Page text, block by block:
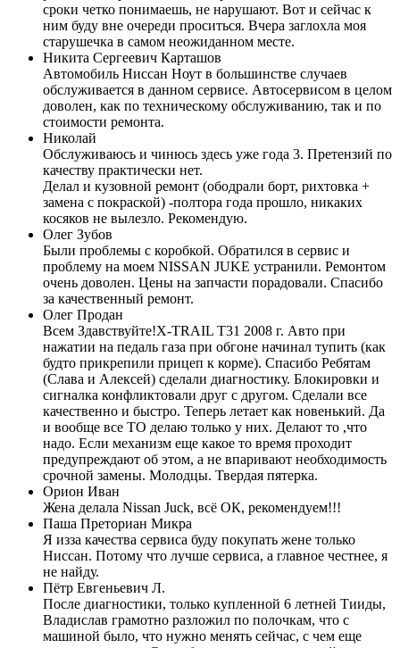
сроки четко понимаешь, не нарушают. Вот и сейчас к
ним буду вне очереди проситься. Вчера заглохла моя
старушечка в самом неожиданном месте.
Никита Сергеевич Карташов
Автомобиль Ниссан Ноут в большинстве случаев
обслуживается в данном сервисе. Автосервисом в целом
доволен, как по техническому обслуживанию, так и по
стоимости ремонта.
Николай
Обслуживаюсь и чинюсь здесь уже года 3. Претензий по
качеству практически нет.
Делал и кузовной ремонт (ободрали борт, рихтовка +
замена с покраской) -полтора года прошло, никаких
косяков не вылезло. Рекомендую.
Олег Зубов
Были проблемы с коробкой. Обратился в сервис и
проблему на моем NISSAN JUKE устранили. Ремонтом
очень доволен. Цены на запчасти порадовали. Спасибо
за качественный ремонт.
Олег Продан
Всем Здавствуйте!Х-TRAIL T31 2008 г. Авто при
нажатии на педаль газа при обгоне начинал тупить (как
будто прикрепили прицеп к корме). Спасибо Ребятам
(Слава и Алексей) сделали диагностику. Блокировки и
сигналка конфликтовали друг с другом. Сделали все
качественно и быстро. Теперь летает как новенький. Да
и вообще все ТО делаю только у них. Делают то ,что
надо. Если механизм еще какое то время проходит
предупреждают об этом, а не впаривают необходимость
срочной замены. Молодцы. Твердая пятерка.
Орион Иван
Жена делала Nissan Juck, всё ОК, рекомендуем!!!
Паша Преториан Микра
Я изза качества сервиса буду покупать жене только
Ниссан. Потому что лучше сервиса, а главное честнее, я
не найду.
Пётр Евгеньевич Л.
После диагностики, только купленной 6 летней Тииды,
Владислав грамотно разложил по полочкам, что с
машиной было, что нужно менять сейчас, с чем еще